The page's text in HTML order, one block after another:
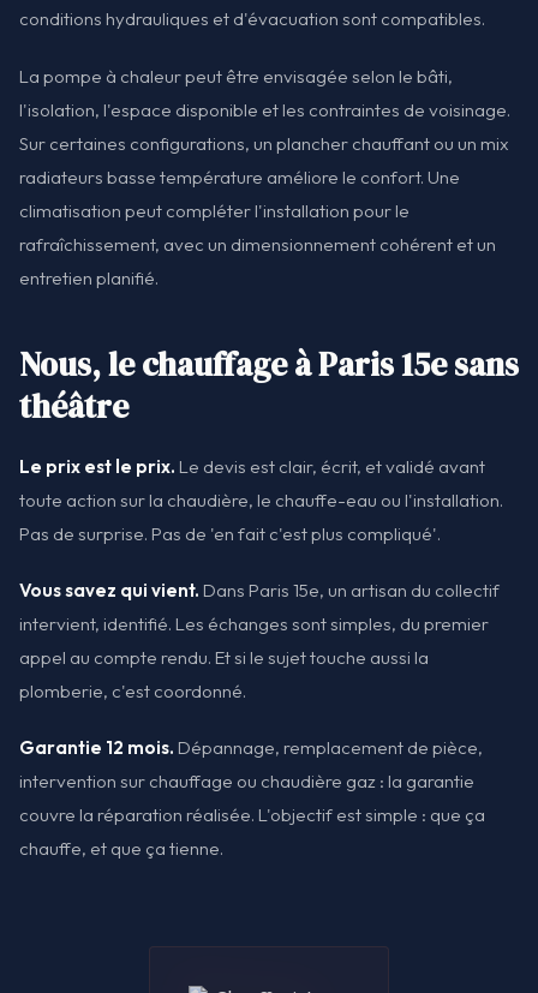
conditions hydrauliques et d'évacuation sont compatibles.
La pompe à chaleur peut être envisagée selon le bâti,
l'isolation, l'espace disponible et les contraintes de voisinage.
Sur certaines configurations, un plancher chauffant ou un mix
radiateurs basse température améliore le confort. Une
climatisation peut compléter l'installation pour le
rafraîchissement, avec un dimensionnement cohérent et un
entretien planifié.
Nous, le chauffage à Paris 15e sans
théâtre
Le prix est le prix. Le devis est clair, écrit, et validé avant
toute action sur la chaudière, le chauffe-eau ou l'installation.
Pas de surprise. Pas de 'en fait c'est plus compliqué'.
Vous savez qui vient. Dans Paris 15e, un artisan du collectif
intervient, identifié. Les échanges sont simples, du premier
appel au compte rendu. Et si le sujet touche aussi la
plomberie, c'est coordonné.
Garantie 12 mois. Dépannage, remplacement de pièce,
intervention sur chauffage ou chaudière gaz : la garantie
couvre la réparation réalisée. L'objectif est simple : que ça
chauffe, et que ça tienne.